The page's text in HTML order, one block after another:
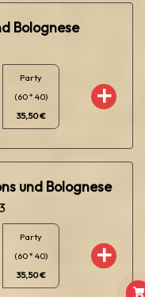
Bolognese
Party
(60 * 40)
35,50 €
und Bolognese
Party
(60 * 40)
35,50 €